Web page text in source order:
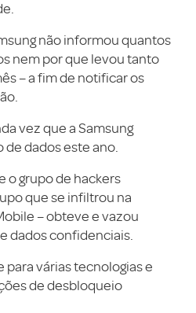
não informou quantos
nem por que levou tanto
– a fim de notificar os
vez que a Samsung
dados este ano.
o grupo de hackers
que se infiltrou na
– obteve e vazou
dados confidenciais.
várias tecnologias e
de desbloqueio